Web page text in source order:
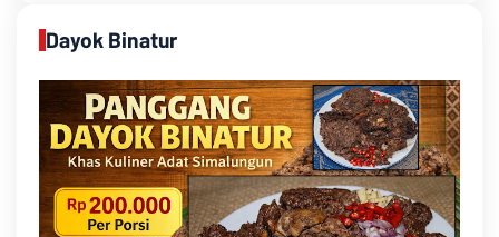
Dayok Binatur